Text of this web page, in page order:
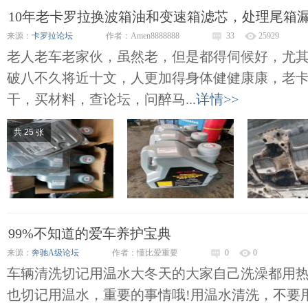
10年老卡罗拉换波箱油和变速箱滤芯，处理尾箱
来源： 卡罗拉论坛 作者：Amen8888888 33 25929
老人老车老家伙，虽然老，但是都得伺候好，尤
破八不久将近十文，人更加得身体健健康康，老
干，买材料，查论坛，问醉马...详情>>
共 25 张
99%不知道的爱车养护宝典
来源： 奔驰A级论坛 作者：懂比爱重要 0 0
车辆清洗切记用温水大冬天的大家自己洗澡都用
也切记用温水，重要的事情哦!用温水清洗，不要